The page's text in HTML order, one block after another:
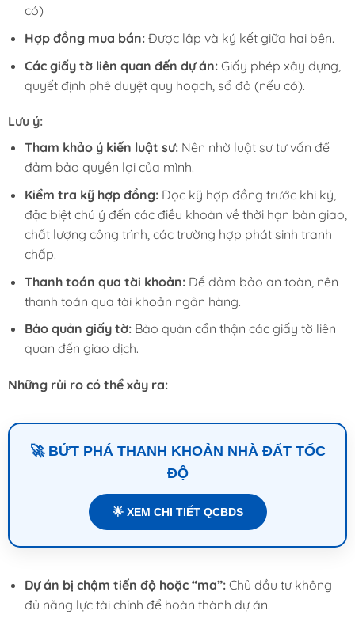
có)
Hợp đồng mua bán:Được lập và ký kết giữa hai bên.
Các giấy tờ liên quan đến dự án:Giấy phép xây dựng,
quyết định phê duyệt quy hoạch, sổ đỏ (nếu có).
Lưu ý:
Tham khảo ý kiến luật sư:Nên nhờ luật sư tư vấn để
đảm bảo quyền lợi của mình.
Kiểm tra kỹ hợp đồng:Đọc kỹ hợp đồng trước khi ký,
đặc biệt chú ý đến các điều khoản về thời hạn bàn giao,
chất lượng công trình, các trường hợp phát sinh tranh
chấp.
Thanh toán qua tài khoản:Để đảm bảo an toàn, nên
thanh toán qua tài khoản ngân hàng.
Bảo quản giấy tờ:Bảo quản cẩn thận các giấy tờ liên
quan đến giao dịch.
Những rủi ro có thể xảy ra:
🚀 BỨT PHÁ THANH KHOẢN NHÀ ĐẤT TỐC
ĐỘ
🌟 XEM CHI TIẾT QCBDS
Dự án bị chậm tiến độ hoặc “ma”:Chủ đầu tư không
đủ năng lực tài chính để hoàn thành dự án.